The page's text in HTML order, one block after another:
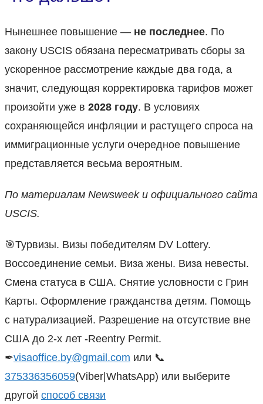
Нынешнее повышение — не последнее. По
закону USCIS обязана пересматривать сборы за
ускоренное рассмотрение каждые два года, а
значит, следующая корректировка тарифов может
произойти уже в 2028 году. В условиях
сохраняющейся инфляции и растущего спроса на
иммиграционные услуги очередное повышение
представляется весьма вероятным.
По материалам Newsweek и официального сайта
USCIS.
🎯Турвизы. Визы победителям DV Lottery.
Воссоединение семьи. Виза жены. Виза невесты.
Смена статуса в США. Снятие условности с Грин
Карты. Оформление гражданства детям. Помощь
с натурализацией. Разрешение на отсутствие вне
США до 2-х лет -Reentry Permit.
✒visaoffice.by@gmail.com или 📞
375336356059(Viber|WhatsApp) или выберите
другой способ связи